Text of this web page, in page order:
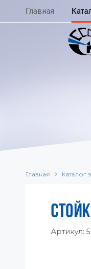
Главная
Главная Каталог
Артикул: